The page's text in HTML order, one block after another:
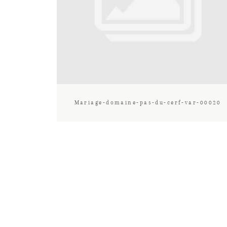
Mariage-domaine-pas-du-cerf-var-00020